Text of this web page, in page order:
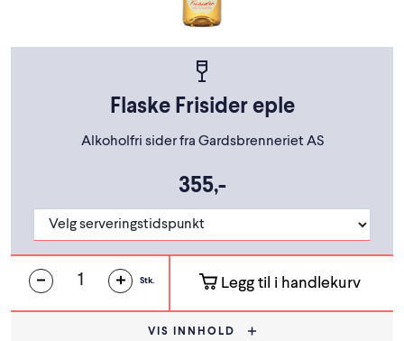
Flaske Frisider eple
Alkoholfri sider fra Gardsbrenneriet AS
355,-
Stk. Legg til i handlekurv
VIS INNHOLD